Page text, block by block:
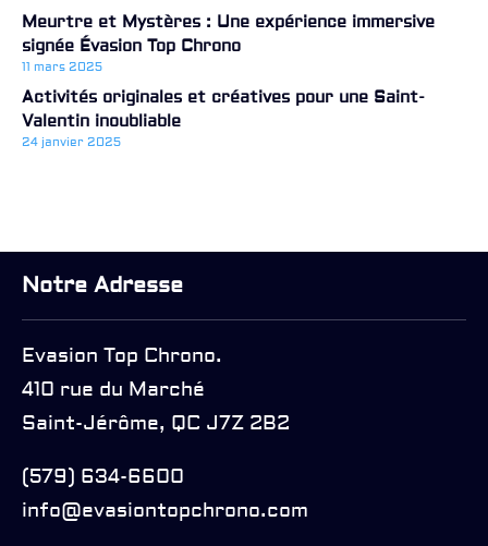
Meurtre et Mystères : Une expérience immersive
signée Évasion Top Chrono
11 mars 2025
Activités originales et créatives pour une Saint-
Valentin inoubliable
24 janvier 2025
Notre Adresse
Evasion Top Chrono.
410 rue du Marché
Saint-Jérôme, QC J7Z 2B2
(579) 634-6600
info@evasiontopchrono.com